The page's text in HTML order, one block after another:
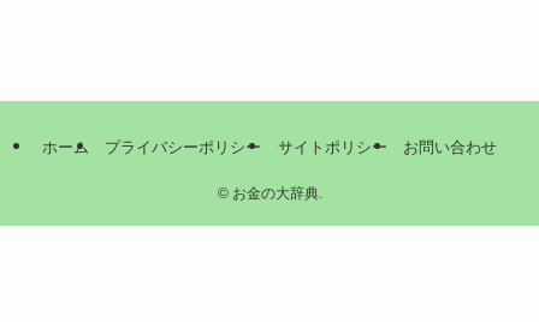
ホーム プライバシーポリシー サイトポリシー お問い合わせ
©お金の大辞典.